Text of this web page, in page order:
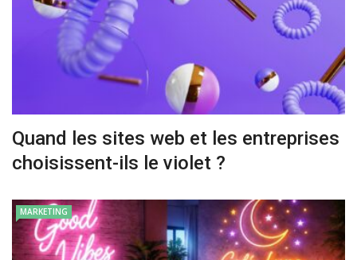
Quand les sites web et les entreprises
choisissent-ils le violet ?
MARKETING